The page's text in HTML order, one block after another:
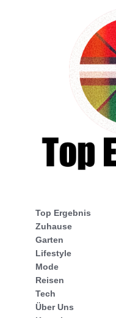
Top Ergebnis
Zuhause
Garten
Lifestyle
Mode
Reisen
Tech
Über Uns